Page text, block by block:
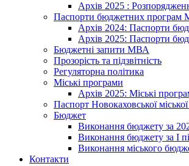
Архів 2025 :
Паспорти бюджетних програм
Архів 2024: Паспорти
Архів 2025: Паспорти
Бюджетні запити МВА
Прозорість та підзвітність
Регуляторна політика
Міські програми
Архів 2025: Міські
Паспорт Новокаховської
Бюджет
Виконання бюджету за
Виконання бюджету за І
Виконання міського
Контакти